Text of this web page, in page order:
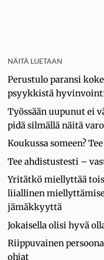
NÄITÄ LUETAAN
Perustulo paransi
psyykkistä
Työssään uupunut ei
pidä silmällä näitä
Koukussa someen?
Tee ahdistustesti –
Yritätkö miellyttää
liiallinen
jämäkkyyttä
Jokaisella olisi hyvä
Riippuvainen
ohjat